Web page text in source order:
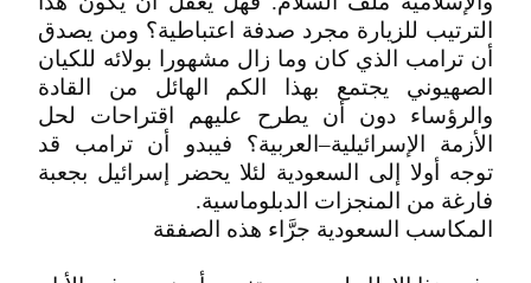
الترتيب للزيارة مجرد صدفة اعتباطية؟ ومن يصدق
أن ترامب الذي كان وما زال مشهورا بولائه للكيان
الصهيوني يجتمع بهذا الكم الهائل من القادة
والرؤساء دون أن يطرح عليهم اقتراحات لحل
الأزمة الإسرائيلية–العربية؟ فيبدو أن ترامب قد
توجه أولا إلى السعودية لئلا يحضر إسرائيل بجعبة
فارغة من المنجزات الدبلوماسية.
المكاسب السعودية جرَّاء هذه الصفقة